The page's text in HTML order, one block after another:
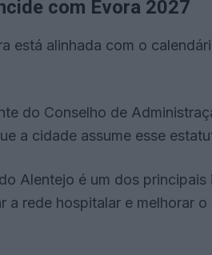
com Évora 2027
está alinhada com o
do Conselho de
a cidade assume esse
Alentejo é um dos
a rede hospitalar e melhorar